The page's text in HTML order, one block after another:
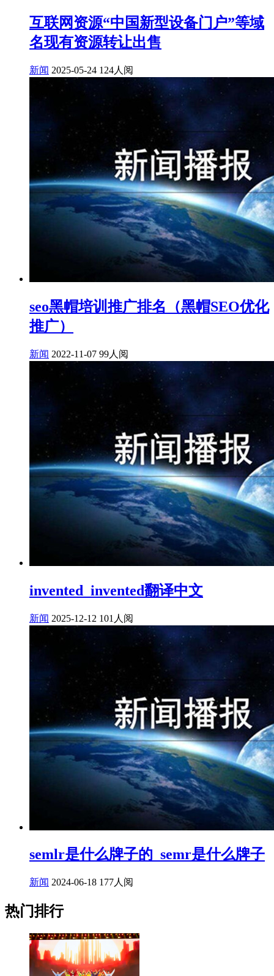
互联网资源“中国新型设备门户”等域
名现有资源转让出售
新闻 2025-05-24 124人阅
seo黑帽培训推广排名（黑帽SEO优化
推广）
新闻 2022-11-07 99人阅
invented_invented翻译中文
新闻 2025-12-12 101人阅
semlr是什么牌子的_semr是什么牌子
新闻 2024-06-18 177人阅
热门排行